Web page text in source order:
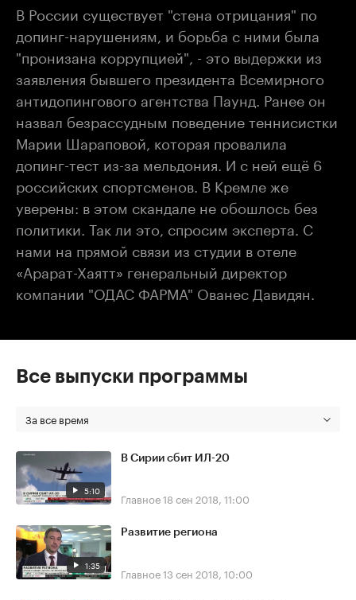
В России существует "стена отрицания" по
допинг-нарушениям, и борьба с ними была
"пронизана коррупцией", - это выдержки из
заявления бывшего президента Всемирного
антидопингового агентства Паунд. Ранее он
назвал безрассудным поведение теннисистки
Марии Шараповой, которая провалила
допинг-тест из-за мельдония. И с ней ещё 6
российских спортсменов. В Кремле же
уверены: в этом скандале не обошлось без
политики. Так ли это, спросим эксперта. С
нами на прямой связи из студии в отеле
«Арарат-Хаятт» генеральный директор
компании "ОДАС ФАРМА" Ованес Давидян.
Все выпуски программы
За все время
5:10
В Сирии сбит ИЛ-20
Главное18 сен 2018, 11:00
1:35
Развитие региона
Главное13 сен 2018, 10:00